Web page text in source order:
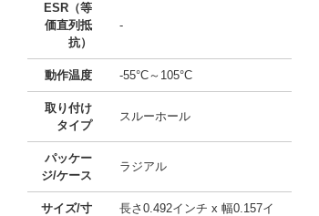
ESR（等
価直列抵
抗）
-
動作温度 -55°C～105°C
取り付け
タイプ
スルーホール
パッケー
ジ/ケース
ラジアル
サイズ/寸
長さ0.492インチ x 幅0.157イ